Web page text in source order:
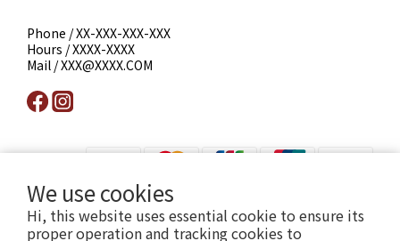
We use cookies
Hi, this website uses essential cookie to ensure its
proper operation and tracking cookies to
Phone / XX-XXX-XXX-XXX
Hours / XXXX-XXXX
Mail / XXX@XXXX.COM
提醒您，我們不會以電話或簡訊方式通知變更付款方式。